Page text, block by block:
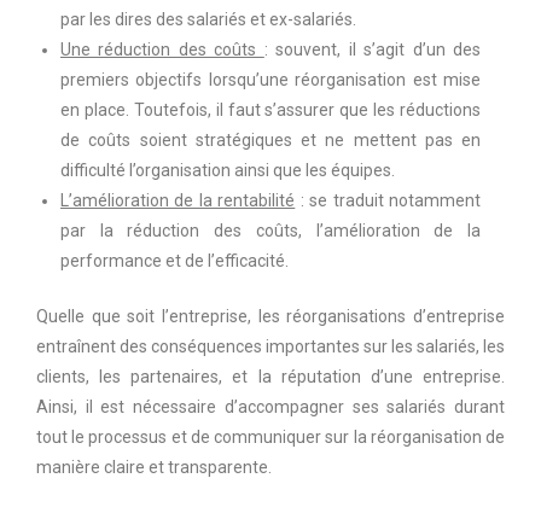
par les dires des salariés et ex-salariés.
Une réduction des coûts : souvent, il s’agit d’un des
premiers objectifs lorsqu’une réorganisation est mise
en place. Toutefois, il faut s’assurer que les réductions
de coûts soient stratégiques et ne mettent pas en
difficulté l’organisation ainsi que les équipes.
L’amélioration de la rentabilité : se traduit notamment
par la réduction des coûts, l’amélioration de la
performance et de l’efficacité.
Quelle que soit l’entreprise, les réorganisations d’entreprise
entraînent des conséquences importantes sur les salariés, les
clients, les partenaires, et la réputation d’une entreprise.
Ainsi, il est nécessaire d’accompagner ses salariés durant
tout le processus et de communiquer sur la réorganisation de
manière claire et transparente.